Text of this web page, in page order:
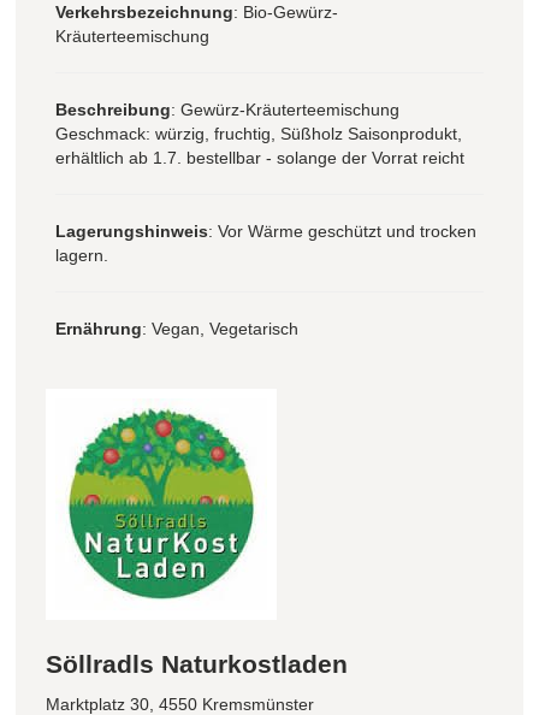
Verkehrsbezeichnung: Bio-Gewürz-
Kräuterteemischung
Beschreibung: Gewürz-Kräuterteemischung
Geschmack: würzig, fruchtig, Süßholz Saisonprodukt,
erhältlich ab 1.7. bestellbar - solange der Vorrat reicht
Lagerungshinweis: Vor Wärme geschützt und trocken
lagern.
Ernährung: Vegan, Vegetarisch
Söllradls Naturkostladen
Marktplatz 30, 4550 Kremsmünster